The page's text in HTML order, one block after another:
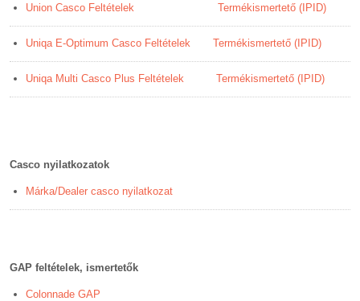
Union Casco Feltételek Termékismertető (IPID)
Uniqa E-Optimum Casco Feltételek Termékismertető (IPID)
Uniqa Multi Casco Plus Feltételek Termékismertető (IPID)
Casco nyilatkozatok
Márka/Dealer casco nyilatkozat
GAP feltételek, ismertetők
Colonnade GAP